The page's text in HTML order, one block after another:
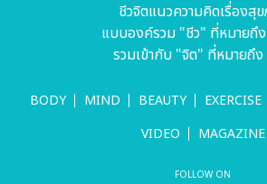
ชีวจิตแนวความคิดเรื่องสุ
แบบองค์รวม "ชีว" ที่หมายถึ
รวมเข้ากับ "จิต" ที่หมายถึง
BODY MIND BEAUTY EXERCISE
VIDEO
MAGAZINE
FOLLOW ON